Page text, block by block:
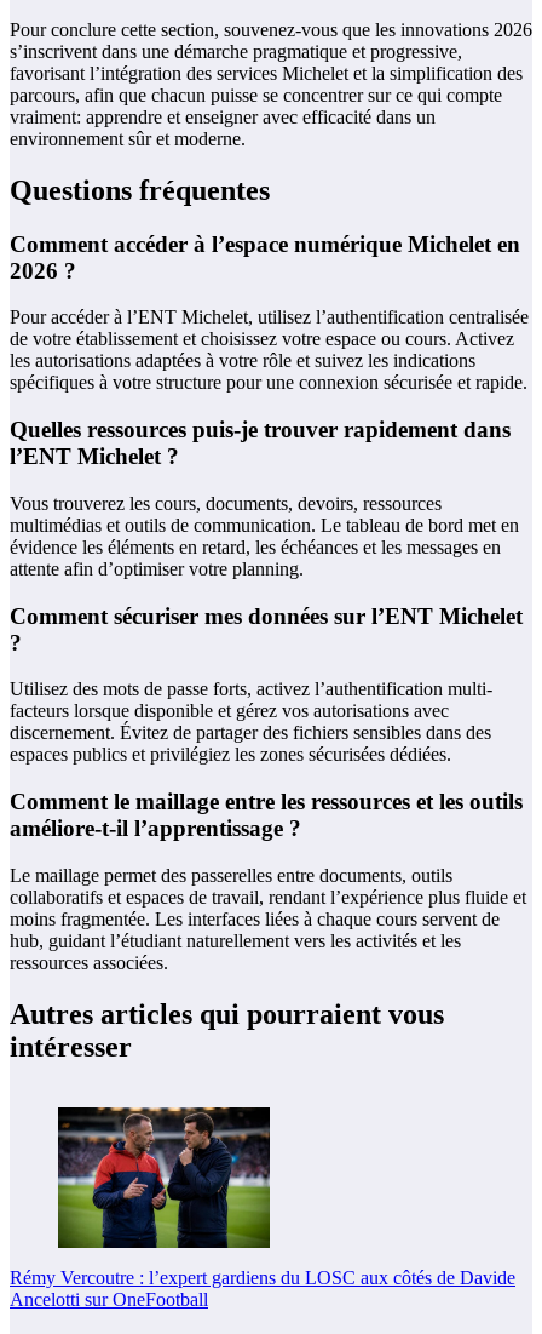
Pour conclure cette section, souvenez-vous que les innovations 2026
s’inscrivent dans une démarche pragmatique et progressive,
favorisant l’intégration des services Michelet et la simplification des
parcours, afin que chacun puisse se concentrer sur ce qui compte
vraiment: apprendre et enseigner avec efficacité dans un
environnement sûr et moderne.
Questions fréquentes
Comment accéder à l’espace numérique Michelet en
2026 ?
Pour accéder à l’ENT Michelet, utilisez l’authentification centralisée
de votre établissement et choisissez votre espace ou cours. Activez
les autorisations adaptées à votre rôle et suivez les indications
spécifiques à votre structure pour une connexion sécurisée et rapide.
Quelles ressources puis-je trouver rapidement dans
l’ENT Michelet ?
Vous trouverez les cours, documents, devoirs, ressources
multimédias et outils de communication. Le tableau de bord met en
évidence les éléments en retard, les échéances et les messages en
attente afin d’optimiser votre planning.
Comment sécuriser mes données sur l’ENT Michelet
?
Utilisez des mots de passe forts, activez l’authentification multi-
facteurs lorsque disponible et gérez vos autorisations avec
discernement. Évitez de partager des fichiers sensibles dans des
espaces publics et privilégiez les zones sécurisées dédiées.
Comment le maillage entre les ressources et les outils
améliore-t-il l’apprentissage ?
Le maillage permet des passerelles entre documents, outils
collaboratifs et espaces de travail, rendant l’expérience plus fluide et
moins fragmentée. Les interfaces liées à chaque cours servent de
hub, guidant l’étudiant naturellement vers les activités et les
ressources associées.
Autres articles qui pourraient vous
intéresser
Rémy Vercoutre : l’expert gardiens du LOSC aux côtés de Davide
Ancelotti sur OneFootball